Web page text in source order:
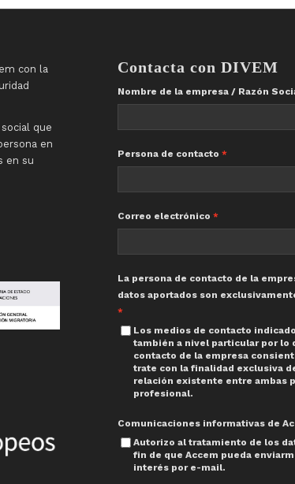
con la
que
en
en su
Contacta con DIVEM
Nombre de la empresa / Razón
Persona de contacto
Correo electrónico
La persona de contacto de la
datos aportados son
Los medios de contacto
también a nivel particular por lo
contacto de la empresa
trate con la finalidad exclusiva
relación existente entre ambas
profesional.
Comunicaciones informativas de
Autorizo al tratamiento de los
fin de que Accem pueda
interés por e-mail.